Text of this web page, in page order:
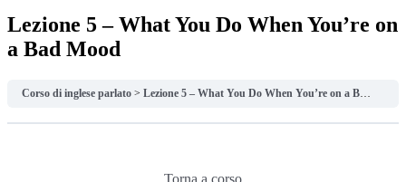
Lezione 5 – What You Do When You’re on
a Bad Mood
Corso di inglese parlato Lezione 5 – What You Do When You’re on a Bad Mood
Torna a corso